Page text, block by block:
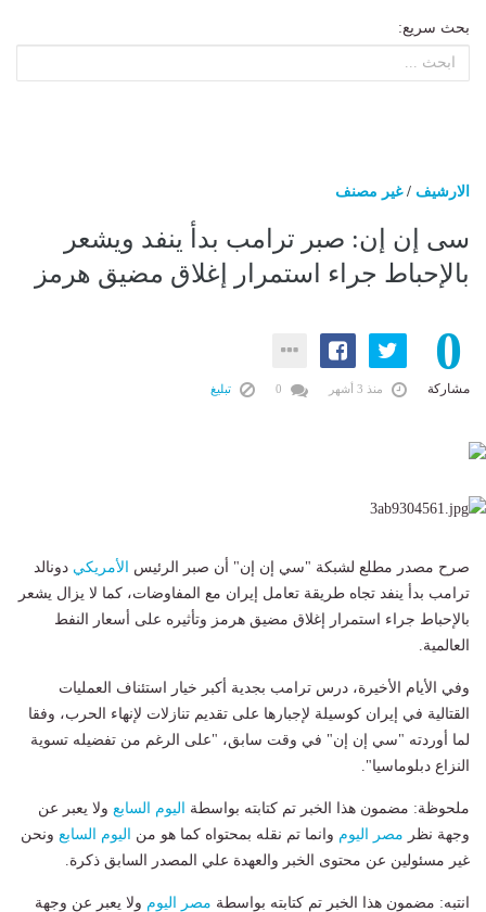
بحث سريع:
الارشيف /غير مصنف
سى إن إن: صبر ترامب بدأ ينفد ويشعر
بالإحباط جراء استمرار إغلاق مضيق هرمز
0
مشاركة منذ 3 أشهر تبليغ
صرح مصدر مطلع لشبكة "سي إن إن" أن صبر الرئيس الأمريكي دونالد
ترامب بدأ ينفد تجاه طريقة تعامل إيران مع المفاوضات، كما لا يزال يشعر
بالإحباط جراء استمرار إغلاق مضيق هرمز وتأثيره على أسعار النفط
العالمية.
وفي الأيام الأخيرة، درس ترامب بجدية أكبر خيار استئناف العمليات
القتالية في إيران كوسيلة لإجبارها على تقديم تنازلات لإنهاء الحرب، وفقا
لما أوردته "سي إن إن" في وقت سابق، "على الرغم من تفضيله تسوية
النزاع دبلوماسيا".
ملحوظة: مضمون هذا الخبر تم كتابته بواسطة اليوم السابع ولا يعبر عن
وجهة نظر مصر اليوم وانما تم نقله بمحتواه كما هو من اليوم السابع ونحن
غير مسئولين عن محتوى الخبر والعهدة علي المصدر السابق ذكرة.
انتبه: مضمون هذا الخبر تم كتابته بواسطة مصر اليوم ولا يعبر عن وجهة